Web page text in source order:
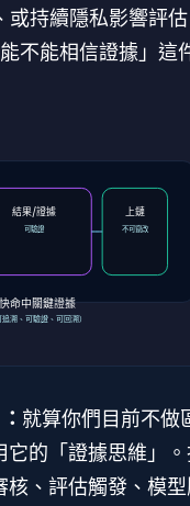
或持續隱私影響評
不能相信證據」這
結果/證據
可驗證
上鏈
不可竄改
命中關鍵證據
溯、可驗證、可回溯）
就算你們目前不做
的「證據思維」
核、評估觸發、模